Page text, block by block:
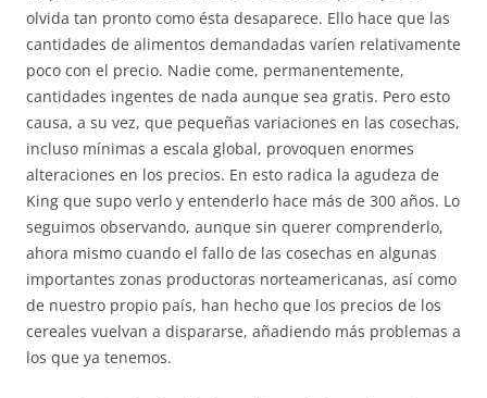
olvida tan pronto como ésta desaparece. Ello hace que las
cantidades de alimentos demandadas varíen relativamente
poco con el precio. Nadie come, permanentemente,
cantidades ingentes de nada aunque sea gratis. Pero esto
causa, a su vez, que pequeñas variaciones en las cosechas,
incluso mínimas a escala global, provoquen enormes
alteraciones en los precios. En esto radica la agudeza de
King que supo verlo y entenderlo hace más de 300 años. Lo
seguimos observando, aunque sin querer comprenderlo,
ahora mismo cuando el fallo de las cosechas en algunas
importantes zonas productoras norteamericanas, así como
de nuestro propio país, han hecho que los precios de los
cereales vuelvan a dispararse, añadiendo más problemas a
los que ya tenemos.